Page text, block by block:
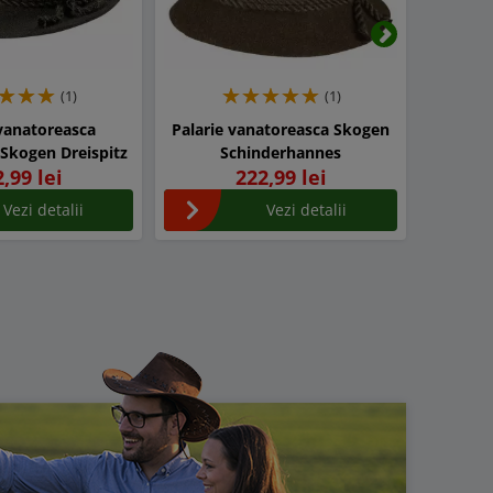
(1)
Dreispitz
lei
Vezi detalii
(1)
Palarie vanatoreasca Skogen
Schinderhannes
222,99 lei
Vezi detalii